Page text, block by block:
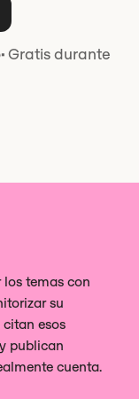
·Gratis durante
temas con
su
esos
publican
cuenta.